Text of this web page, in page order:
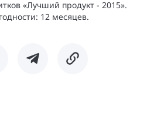
«Лучший продукт - 2015».
12 месяцев.